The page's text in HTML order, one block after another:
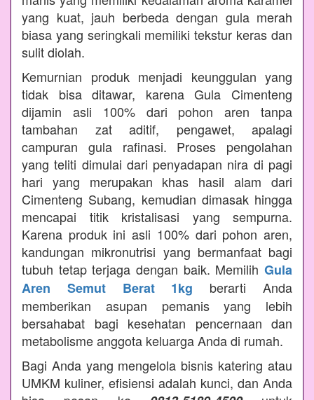
yang kuat, jauh berbeda dengan gula merah
biasa yang seringkali memiliki tekstur keras dan
sulit diolah.
Kemurnian produk menjadi keunggulan yang
tidak bisa ditawar, karena Gula Cimenteng
dijamin asli 100% dari pohon aren tanpa
tambahan zat aditif, pengawet, apalagi
campuran gula rafinasi. Proses pengolahan
yang teliti dimulai dari penyadapan nira di pagi
hari yang merupakan khas hasil alam dari
Cimenteng Subang, kemudian dimasak hingga
mencapai titik kristalisasi yang sempurna.
Karena produk ini asli 100% dari pohon aren,
kandungan mikronutrisi yang bermanfaat bagi
tubuh tetap terjaga dengan baik. Memilih Gula
Aren Semut Berat 1kg berarti Anda
memberikan asupan pemanis yang lebih
bersahabat bagi kesehatan pencernaan dan
metabolisme anggota keluarga Anda di rumah.
Bagi Anda yang mengelola bisnis katering atau
UMKM kuliner, efisiensi adalah kunci, dan Anda